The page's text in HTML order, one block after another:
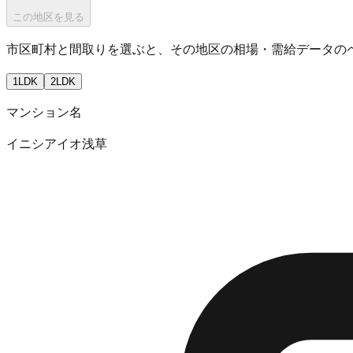
この地区を見る
市区町村と間取りを選ぶと、その地区の相場・需給データの
1LDK 2LDK
マンション名
イニシアイオ浅草